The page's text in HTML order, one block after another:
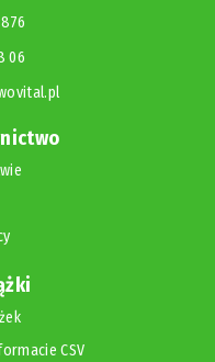
06
CSV